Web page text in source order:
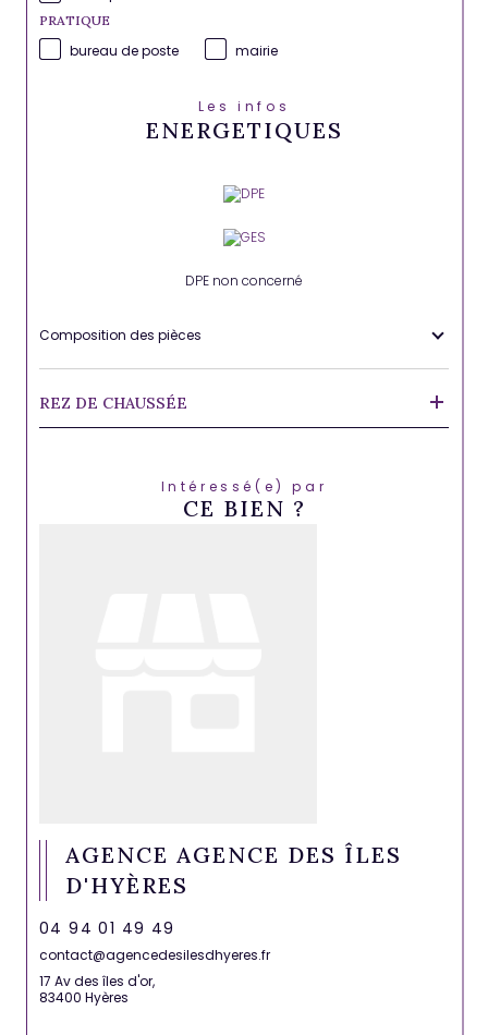
PRATIQUE
bureau de poste mairie
Les infos
ENERGETIQUES
DPE non concerné
Composition des pièces
REZ DE CHAUSSÉE
Intéressé(e) par
CE BIEN ?
AGENCE AGENCE DES ÎLES
D'HYÈRES
04 94 01 49 49
contact@agencedesilesdhyeres.fr
17 Av des îles d'or,
83400 Hyères